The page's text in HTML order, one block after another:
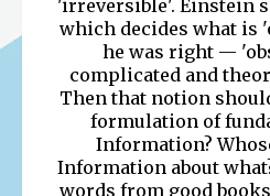
'irreversible'. Einstein
which decides what is
he was right —
complicated and
Then that notion
formulation of
Information?
Information about
words from good